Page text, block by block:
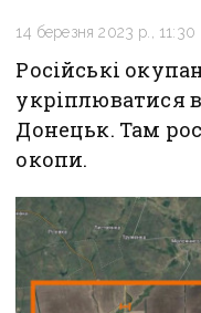
14 березня 2023 р., 11:30
Російські
укріплюватися
Донецьк. Там
окопи.